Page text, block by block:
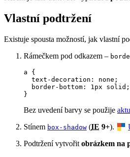
Vlastní podtržení
Existuje spousta možností, jak vlastní
Rámečkem pod odkazem –
a {
  text-decoration: none;
  border-bottom: 1px solid;
}
Bez uvedení barvy se použije
Stínem box-shadow (IE 9+).
Podtržení vytvořit obrázkem na